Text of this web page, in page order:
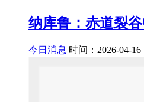
纳库鲁：赤道裂
今日消息 时间：2026-04-16